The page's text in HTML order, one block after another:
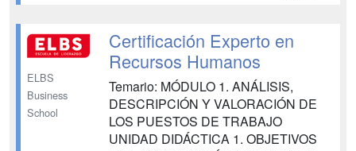
UNIDAD DIDÁCTICA 4. LEY
GENERAL DE LA SEGURIDAD
SOCIAL MÓDULO 2. EL CONTRATO
DE TRABAJO UNIDAD DIDÁC...
ELBS
Business
School
Certificación Experto en
Recursos Humanos
Temario: MÓDULO 1. ANÁLISIS,
DESCRIPCIÓN Y VALORACIÓN DE
LOS PUESTOS DE TRABAJO
UNIDAD DIDÁCTICA 1. OBJETIVOS